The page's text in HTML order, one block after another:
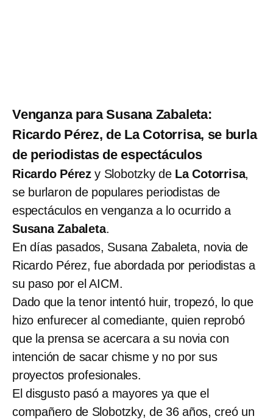
Venganza para Susana Zabaleta:
Ricardo Pérez, de La Cotorrisa, se burla
de periodistas de espectáculos
Ricardo Pérez y Slobotzky de La Cotorrisa,
se burlaron de populares periodistas de
espectáculos en venganza a lo ocurrido a
Susana Zabaleta.
En días pasados, Susana Zabaleta, novia de
Ricardo Pérez, fue abordada por periodistas a
su paso por el AICM.
Dado que la tenor intentó huir, tropezó, lo que
hizo enfurecer al comediante, quien reprobó
que la prensa se acercara a su novia con
intención de sacar chisme y no por sus
proyectos profesionales.
El disgusto pasó a mayores ya que el
compañero de Slobotzky, de 36 años, creó un